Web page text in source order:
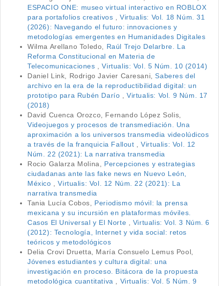
ESPACIO ONE: museo virtual interactivo en ROBLOX
para portafolios creativos
,Virtualis: Vol. 18 Núm. 31
(2026): Navegando el futuro: innovaciones y
metodologías emergentes en Humanidades Digitales
Wilma Arellano Toledo, Raúl Trejo Delarbre. La
Reforma Constitucional en Materia de
Telecomunicaciones
,Virtualis: Vol. 5 Núm. 10 (2014)
Daniel Link, Rodrigo Javier Caresani,Saberes del
archivo en la era de la reproductibilidad digital: un
prototipo para Rubén Darío
,Virtualis: Vol. 9 Núm. 17
(2018)
David Cuenca Orozco, Fernando López Solis,
Videojuegos y procesos de transmediación. Una
aproximación a los universos transmedia videolúdicos
a través de la franquicia Fallout
,Virtualis: Vol. 12
Núm. 22 (2021): La narrativa transmedia
Rocio Galarza Molina, Percepciones y estrategias
ciudadanas ante las fake news en Nuevo León,
México
,Virtualis: Vol. 12 Núm. 22 (2021): La
narrativa transmedia
Tania Lucía Cobos, Periodismo móvil: la prensa
mexicana y su incursión en plataformas móviles.
Casos El Universal y El Norte
Virtualis: Vol. 3 Núm. 6
(2012): Tecnología, Internet y vida social: retos
teóricos y metodológicos
Delia Crovi Druetta, María Consuelo Lemus Pool,
Jóvenes estudiantes y cultura digital: una
investigación en proceso. Bitácora de la propuesta
metodológica cuantitativa
Virtualis: Vol. 5 Núm. 9